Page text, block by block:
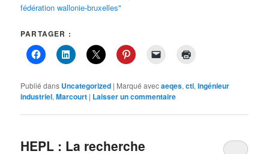
PARTAGER :
Publié dans Uncategorized | Marqué avecaeqes,cti,Ingénieur
industriel,Marcourt | Laisser un commentaire
HEPL : La recherche